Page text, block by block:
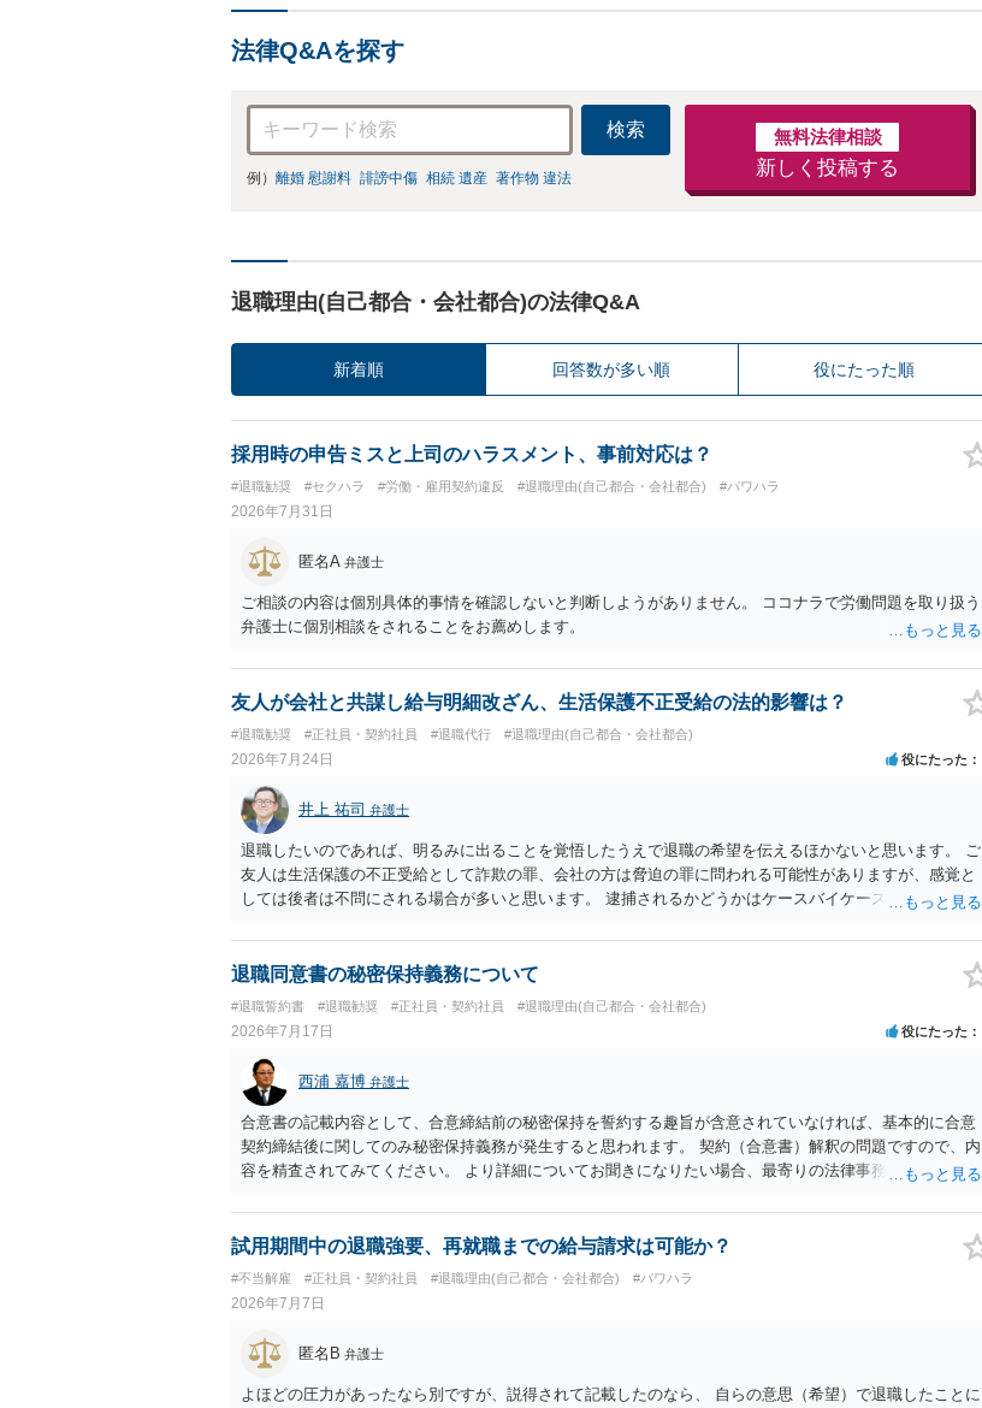
法律Q&Aを探す
検索
例） 離婚 慰謝料 誹謗中傷 相続 遺産 著作物 違法
無料法律相談
新しく投稿する
退職理由(自己都合・会社都合)の法律Q&A
新着順 回答数が多い順 役にたった順
採用時の申告ミスと上司のハラスメント、事前対応は？
#退職勧奨 #セクハラ #労働・雇用契約違反 #退職理由(自己都合・会社都合) #パワハラ
2026年7月31日
匿名A 弁護士
ご相談の内容は個別具体的事情を確認しないと判断しようがありません。 ココナラで労働問題を取り扱う
弁護士に個別相談をされることをお薦めします。
友人が会社と共謀し給与明細改ざん、生活保護不正受給の法的影響は？
#退職勧奨 #正社員・契約社員 #退職代行 #退職理由(自己都合・会社都合)
2026年7月24日 役にたった
井上 祐司 弁護士
退職したいのであれば、明るみに出ることを覚悟したうえで退職の希望を伝えるほかないと思います。 ご
友人は生活保護の不正受給として詐欺の罪、会社の方は脅迫の罪に問われる可能性がありますが、感覚と
しては後者は不問にされる場合が多いと思います。 逮捕されるかどうかはケースバイケースです。
退職同意書の秘密保持義務について
#退職誓約書 #退職勧奨 #正社員・契約社員 #退職理由(自己都合・会社都合)
2026年7月17日 役にたった
西浦 嘉博 弁護士
合意書の記載内容として、合意締結前の秘密保持を誓約する趣旨が含意されていなければ、基本的に合意
契約締結後に関してのみ秘密保持義務が発生すると思われます。 契約（合意書）解釈の問題ですので、内
容を精査されてみてください。 より詳細についてお聞きになりたい場合、最寄りの法律事務所で相談され
試用期間中の退職強要、再就職までの給与請求は可能か？
#不当解雇 #正社員・契約社員 #退職理由(自己都合・会社都合) #パワハラ
2026年7月7日
匿名B 弁護士
よほどの圧力があったなら別ですが、説得されて記載したのなら、 自らの意思（希望）で退職したことに